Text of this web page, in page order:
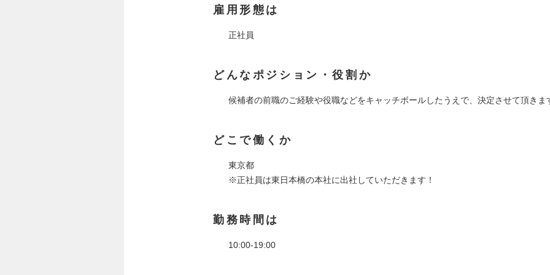
雇用形態は
正社員
どんなポジション・役割か
候補者の前職のご経験や役職などをキャッチボールしたうえで、決定させて頂きま
どこで働くか
東京都
※正社員は東日本橋の本社に出社していただきます！
勤務時間は
10:00-19:00